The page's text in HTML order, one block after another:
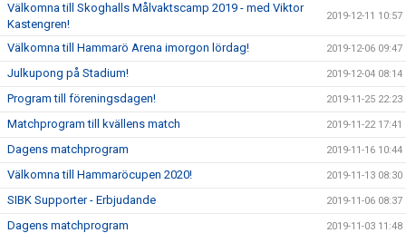
Välkomna till Skoghalls Målvaktscamp 2019 - med Viktor
Kastengren!
2019-12-11 10:57
Välkomna till Hammarö Arena imorgon lördag! 2019-12-06 09:47
Julkupong på Stadium! 2019-12-04 08:14
Program till föreningsdagen! 2019-11-25 22:23
Matchprogram till kvällens match 2019-11-22 17:41
Dagens matchprogram 2019-11-16 10:44
Välkomna till Hammaröcupen 2020! 2019-11-13 08:30
SIBK Supporter - Erbjudande 2019-11-06 08:37
Dagens matchprogram 2019-11-03 11:48